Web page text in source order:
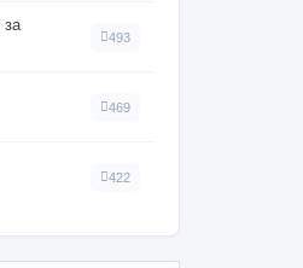
за
493
469
422